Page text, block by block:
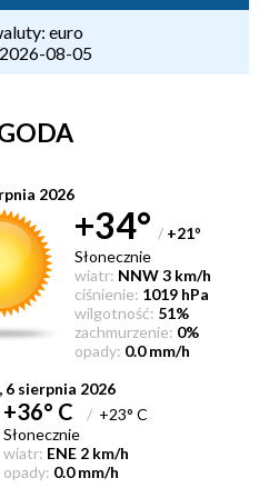
euro
08-05
2026
+34° / +21°
Słonecznie
wiatr: NNW 3 km/h
ciśnienie: 1019 hPa
wilgotność: 51%
zachmurzenie: 0%
opady: 0.0 mm/h
sierpnia 2026
+36° C / +23° C
Słonecznie
wiatr: ENE 2 km/h
opady: 0.0 mm/h